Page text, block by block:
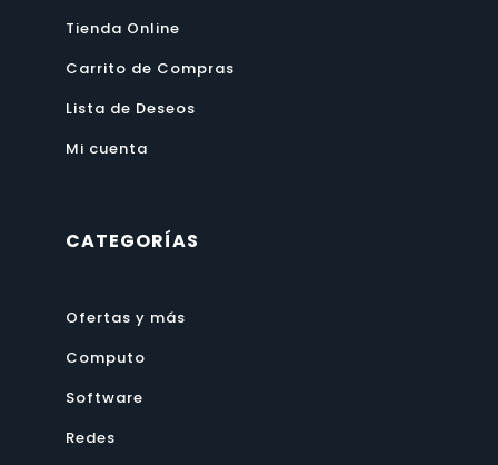
Tienda Online
Carrito de Compras
Lista de Deseos
Mi cuenta
CATEGORÍAS
Ofertas y más
Computo
Software
Redes